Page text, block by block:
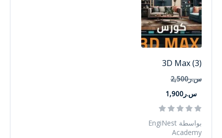
3D Max (3)
س.ر2,500
س.ر1,900
بواسطة EngiNest
Academy